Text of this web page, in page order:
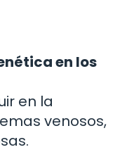
en los
en la
venosos,